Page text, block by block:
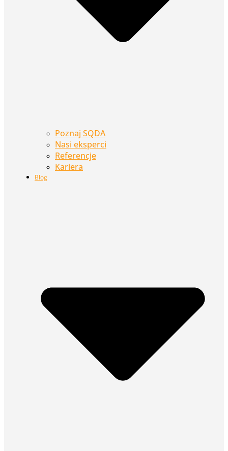
Poznaj SQDA
Nasi eksperci
Referencje
Kariera
Blog